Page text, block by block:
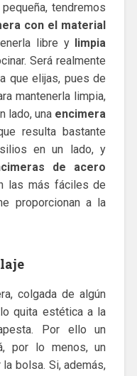
tendremos
con el material
libre y
limpia
Será realmente
que elijas, pues de
mantenerla limpia,
lado, una encimera
resulta bastante
en un lado, y
de acero
las más fáciles de
proporcionan a la
colgada de algún
quita estética a la
Por ello un
por lo menos, un
bolsa. Si, además,